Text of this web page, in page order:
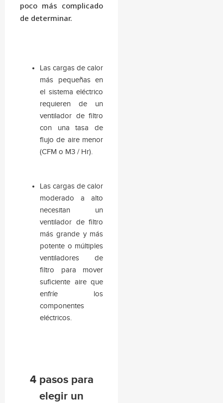
poco más complicado
de determinar.
Las cargas de calor
más pequeñas en
el sistema eléctrico
requieren de un
ventilador de filtro
con una tasa de
flujo de aire menor
(CFM o M3 / Hr).
Las cargas de calor
moderado a alto
necesitan un
ventilador de filtro
más grande y más
potente o múltiples
ventiladores de
filtro para mover
suficiente aire que
enfríe los
componentes
eléctricos.
4 pasos para
elegir un